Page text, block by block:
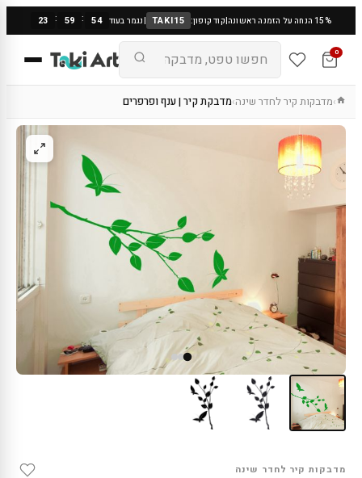
15% הנחה על הזמנה ראשונה |קוד קופון: TAKI15
|נגמר בעוד 23 : 59 : 53
0
›מדבקות קיר לחדר שינה›מדבקת קיר | ענף ופרפרים
מדבקות קיר לחדר שינה